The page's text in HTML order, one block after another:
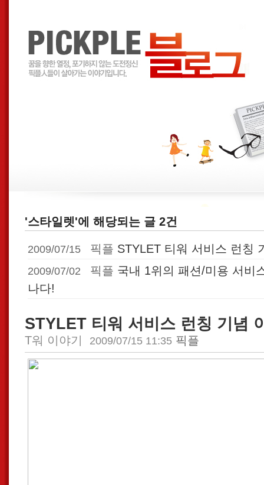
'스타일렛'에 해당되는 글 2건
2009/07/15 픽플 STYLET 티워 서비스 런칭
2009/07/02 픽플 국내 1위의 패션/미용 서비
나다!
STYLET 티워 서비스 런칭 기념
T워 이야기 2009/07/15 11:35 픽플